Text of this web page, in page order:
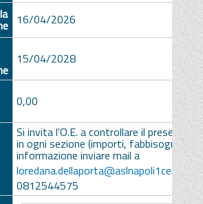
16/04/2026
15/04/2028
0,00
Si invita l'O.E. a controllare il presente
in ogni sezione (importi, fabbisogni,
informazione inviare mail a
loredana.dellaporta@aslnapoli1centro.it
0812544575